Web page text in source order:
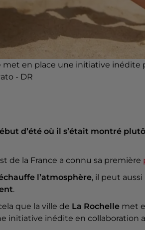
met en place une initiative
- DR
d’été où il s’était montré
de la France a connu sa première
l’atmosphère, il peut aussi
.
que la ville de La Rochelle met
initiative inédite en collaboration